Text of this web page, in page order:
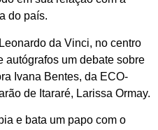
do país.
da Vinci, no centro
autógrafos um debate sobre
Ivana Bentes, da ECO-
de Itararé, Larissa Ormay.
e bata um papo com o